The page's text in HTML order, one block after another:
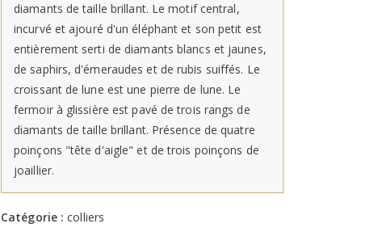
diamants de taille brillant. Le motif central,
incurvé et ajouré d'un éléphant et son petit est
entièrement serti de diamants blancs et jaunes,
de saphirs, d'émeraudes et de rubis suiffés. Le
croissant de lune est une pierre de lune. Le
fermoir à glissière est pavé de trois rangs de
diamants de taille brillant. Présence de quatre
poinçons "tête d'aigle" et de trois poinçons de
joaillier.
Catégorie :colliers